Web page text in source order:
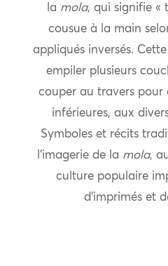
la mola, qui signifie «
cousue à la main
appliqués inversés.
empiler plusieurs
couper au travers pour
inférieures, aux
Symboles et récits
l’imagerie de la mola,
culture populaire
d’imprimés et